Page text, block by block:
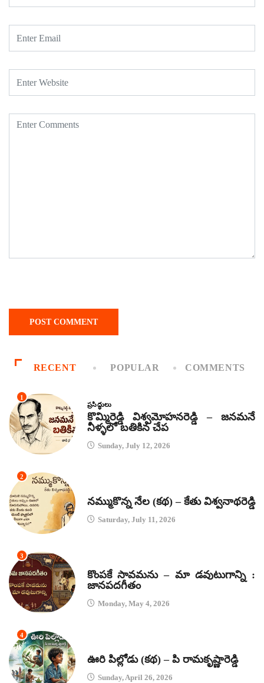
RECENT POPULAR COMMENTS
1
ప్రసిద్ధులు
కొమ్మిరెడ్డి విశ్వమోహనరెడ్డి – జనమనే
నీళ్ళలో బతికిన చేప
Sunday, July 12, 2026
2
నమ్ముకొన్న నేల (కథ) – కేతు విశ్వనాథరెడ్డి
Saturday, July 11, 2026
3
కొంపకే సావమను – మా డవుటుగాన్ని :
జానపదగీతం
Monday, May 4, 2026
4
ఊరి పిల్లోడు (కథ) – పి రామకృష్ణారెడ్డి
Sunday, April 26, 2026